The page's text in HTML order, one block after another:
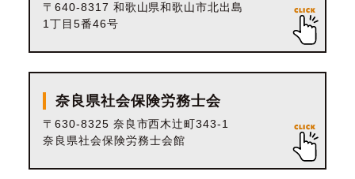
〒640-8317 和歌山県和歌山市北出島
1丁目5番46号
奈良県社会保険労務士会
〒630-8325 奈良市西木辻町343-1
奈良県社会保険労務士会館